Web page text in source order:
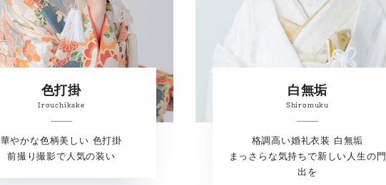
色打掛
Irouchikake
華やかな色柄美しい 色打掛
前撮り撮影で人気の装い
白無垢
Shiromuku
格調高い婚礼衣装 白無垢
まっさらな気持ちで新しい人生の門
出を